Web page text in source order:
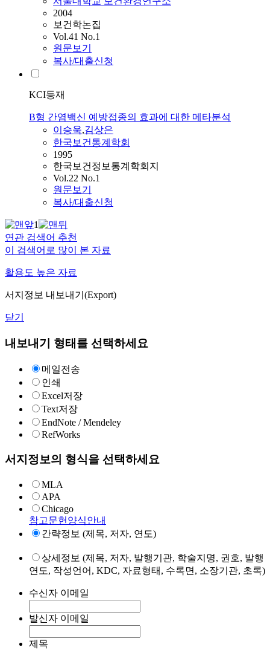
2004
보건학논집
Vol.41 No.1
원문보기
복사/대출신청
KCI등재
B형 간염백신 예방접종의 효과에 대한 메타분석
이승욱,김상은
한국보건통계학회
1995
한국보건정보통계학회지
Vol.22 No.1
원문보기
복사/대출신청
1
연관 검색어 추천
이 검색어로 많이 본 자료
활용도 높은 자료
서지정보 내보내기(Export)
닫기
내보내기 형태를 선택하세요
메일전송
인쇄
Excel저장
Text저장
EndNote / Mendeley
RefWorks
서지정보의 형식을 선택하세요
MLA
APA
Chicago
참고문헌양식안내
간략정보 (제목, 저자, 연도)
상세정보 (제목, 저자, 발행기관, 학술지명, 권호, 발행
연도, 작성언어, KDC, 자료형태, 수록면, 소장기관, 초록)
수신자 이메일
발신자 이메일
제목